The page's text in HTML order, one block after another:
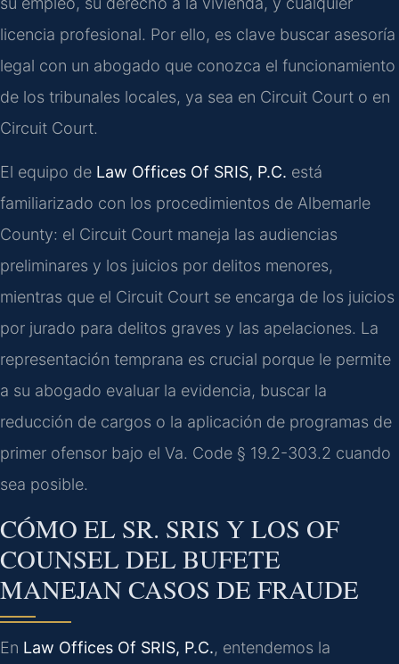
licencia profesional. Por ello, es clave buscar asesoría
legal con un abogado que conozca el funcionamiento
de los tribunales locales, ya sea en Circuit Court o en
Circuit Court.
El equipo de Law Offices Of SRIS, P.C. está
familiarizado con los procedimientos de Albemarle
County: el Circuit Court maneja las audiencias
preliminares y los juicios por delitos menores,
mientras que el Circuit Court se encarga de los juicios
por jurado para delitos graves y las apelaciones. La
representación temprana es crucial porque le permite
a su abogado evaluar la evidencia, buscar la
reducción de cargos o la aplicación de programas de
primer ofensor bajo el Va. Code § 19.2-303.2 cuando
sea posible.
CÓMO EL SR. SRIS Y LOS OF
COUNSEL DEL BUFETE
MANEJAN CASOS DE FRAUDE
En Law Offices Of SRIS, P.C., entendemos la